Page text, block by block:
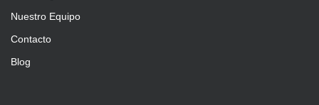
Nuestro Equipo
Contacto
Blog